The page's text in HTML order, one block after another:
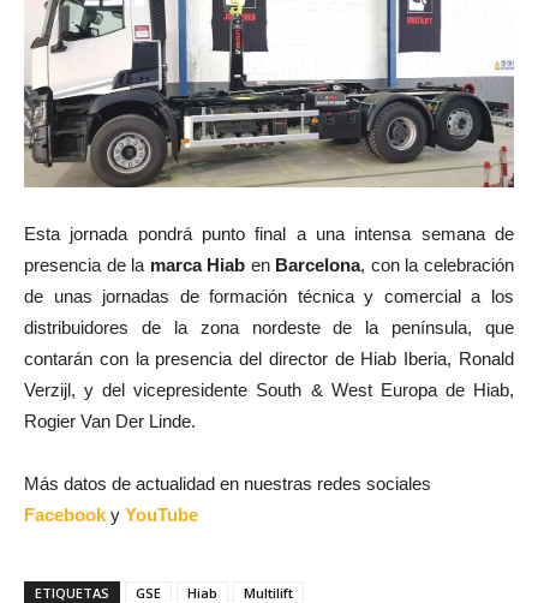
Esta jornada pondrá punto final a una intensa semana de
presencia de la marca Hiab en Barcelona, con la celebración
de unas jornadas de formación técnica y comercial a los
distribuidores de la zona nordeste de la península, que
contarán con la presencia del director de Hiab Iberia, Ronald
Verzijl, y del vicepresidente South & West Europa de Hiab,
Rogier Van Der Linde.
Más datos de actualidad en nuestras redes sociales
Facebook y YouTube
ETIQUETAS GSE Hiab Multilift